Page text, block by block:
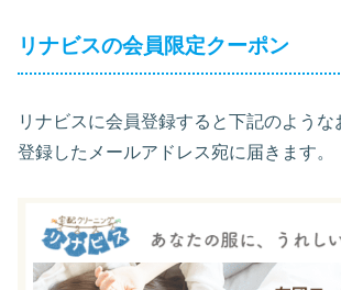
リナビスの会員限定クーポン
リナビスに会員登録すると下記のよう
登録したメールアドレス宛に届きます。